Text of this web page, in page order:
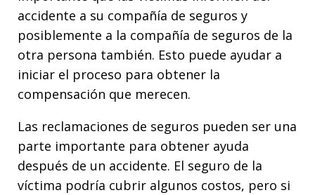
accidente a su compañía de seguros y
posiblemente a la compañía de seguros de la
otra persona también. Esto puede ayudar a
iniciar el proceso para obtener la
compensación que merecen.
Las reclamaciones de seguros pueden ser una
parte importante para obtener ayuda
después de un accidente. El seguro de la
víctima podría cubrir algunos costos, pero si